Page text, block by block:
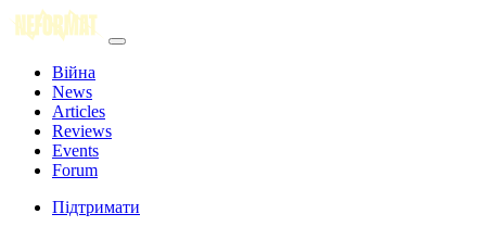
Війна
News
Articles
Reviews
Events
Forum
Підтримати